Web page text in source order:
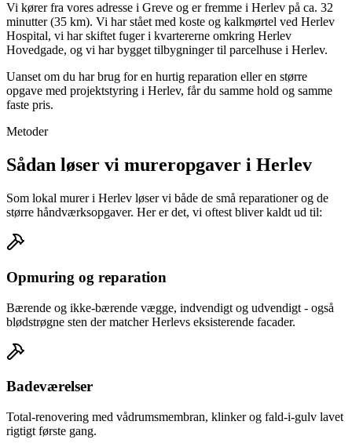
Vi kører fra vores adresse i Greve og er fremme i Herlev på ca. 32
minutter (35 km). Vi har stået med koste og kalkmørtel ved Herlev
Hospital, vi har skiftet fuger i kvartererne omkring Herlev
Hovedgade, og vi har bygget tilbygninger til parcelhuse i Herlev.
Uanset om du har brug for en hurtig reparation eller en større
opgave med projektstyring i Herlev, får du samme hold og samme
faste pris.
Metoder
Sådan løser vi mureropgaver i Herlev
Som lokal murer i Herlev løser vi både de små reparationer og de
større håndværksopgaver. Her er det, vi oftest bliver kaldt ud til:
Opmuring og reparation
Bærende og ikke-bærende vægge, indvendigt og udvendigt - også
blødstrøgne sten der matcher Herlevs eksisterende facader.
Badeværelser
Total-renovering med vådrumsmembran, klinker og fald-i-gulv lavet
rigtigt første gang.